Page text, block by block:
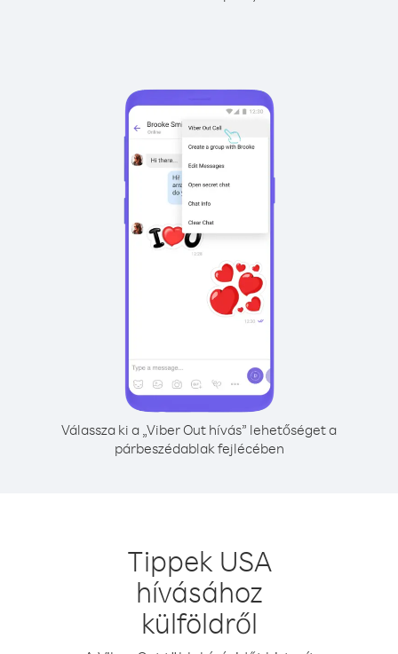
Válassza ki a „Viber Out hívás” lehetőséget a
párbeszédablak fejlécében
Tippek USA
hívásához
külföldről